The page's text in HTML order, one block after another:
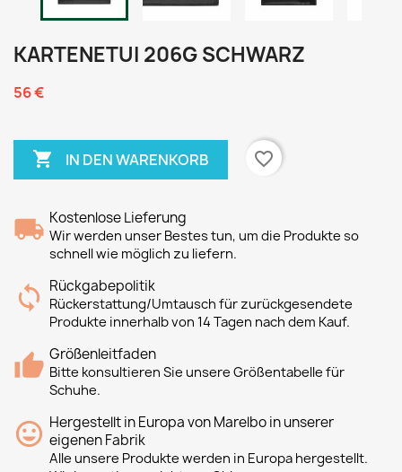
KARTENETUI 206G SCHWARZ
56 €
 IN DEN WARENKORB favorite_border
Kostenlose Lieferung
Wir werden unser Bestes tun, um die Produkte so
schnell wie möglich zu liefern.
Rückgabepolitik
Rückerstattung/Umtausch für zurückgesendete
Produkte innerhalb von 14 Tagen nach dem Kauf.
Größenleitfaden
Bitte konsultieren Sie unsere Größentabelle für
Schuhe.
Hergestellt in Europa von Marelbo in unserer
eigenen Fabrik
Alle unsere Produkte werden in Europa hergestellt.